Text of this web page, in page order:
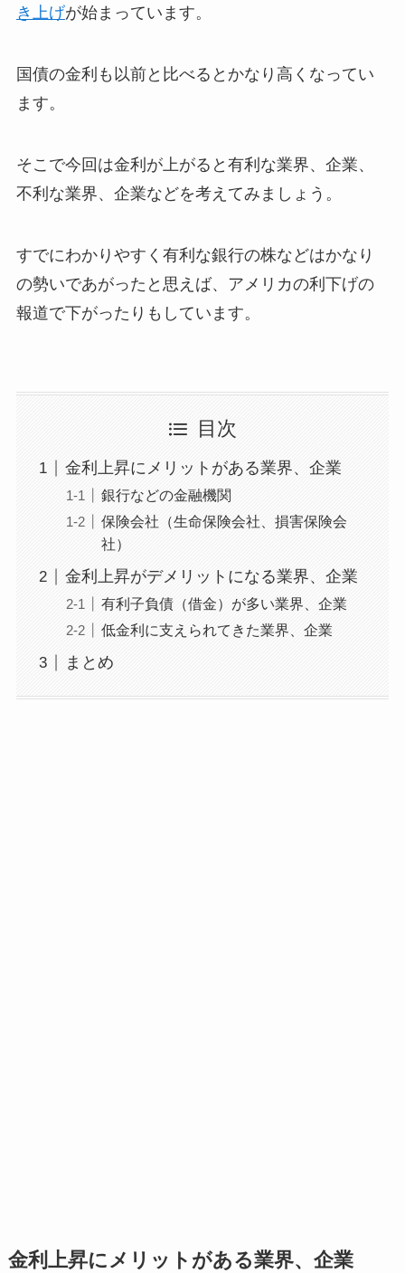
き上げが始まっています。
国債の金利も以前と比べるとかなり高くなってい
ます。
そこで今回は金利が上がると有利な業界、企業、
不利な業界、企業などを考えてみましょう。
すでにわかりやすく有利な銀行の株などはかなり
の勢いであがったと思えば、アメリカの利下げの
報道で下がったりもしています。
目次
金利上昇にメリットがある業界、企業
銀行などの金融機関
保険会社（生命保険会社、損害保険会
社）
金利上昇がデメリットになる業界、企業
有利子負債（借金）が多い業界、企業
低金利に支えられてきた業界、企業
まとめ
金利上昇にメリットがある業界、企業